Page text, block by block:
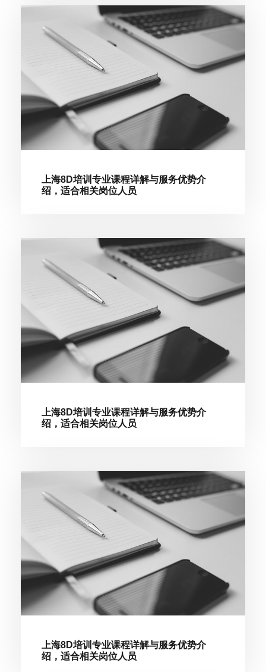
上海8D培训专业课程详解与服务优势介
绍，适合相关岗位人员
上海8D培训专业课程详解与服务优势介
绍，适合相关岗位人员
上海8D培训专业课程详解与服务优势介
绍，适合相关岗位人员